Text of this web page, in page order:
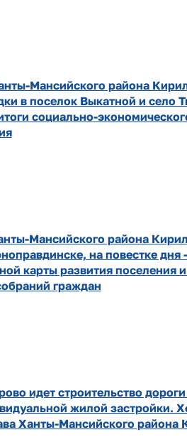
Мансийского района
в поселок Выкатной и село
социально-
Мансийского района
на повестке дня
карты развития поселения
граждан
идет строительство
жилой застройки.
Ханты-Мансийского района